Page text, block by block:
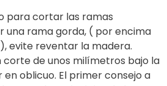
para cortar las ramas
una rama gorda, ( por encima
evite reventar la madera.
de unos milímetros bajo la
oblicuo. El primer consejo a